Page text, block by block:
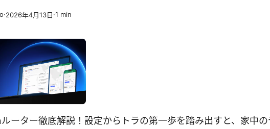
·2026年4月13日·1 min
ーター徹底解説！設定からトラの第一歩を踏み出すと、家中